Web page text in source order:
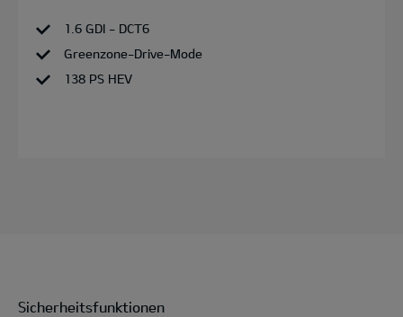
1.6 GDI - DCT6
Greenzone-Drive-Mode
138 PS HEV
Sicherheitsfunktionen